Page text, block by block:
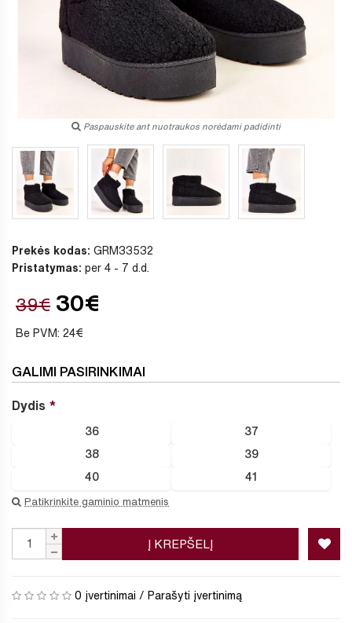
Paspauskite ant nuotraukos norėdami padidinti
Prekės kodas: GRM33532
Pristatymas: per 4 - 7 d.d.
39€ 30€
Be PVM: 24€
GALIMI PASIRINKIMAI
Dydis
36 37
38 39
40 41
Patikrinkite gaminio matmenis
Į KREPŠELĮ
0 įvertinimai / Parašyti įvertinimą